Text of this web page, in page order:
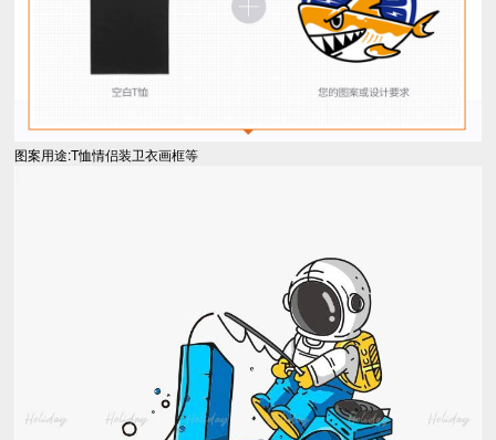
图案用途:T恤情侣装卫衣画框等